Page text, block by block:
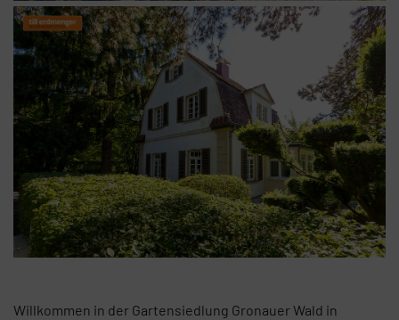
Willkommen in der Gartensiedlung Gronauer Wald in